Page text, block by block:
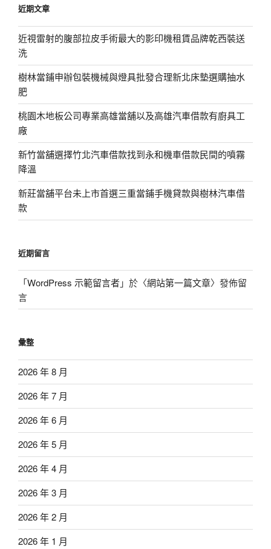
字:
近期文章
近視雷射的腹部拉皮手術最大的影印機租賃品牌乾西裝送
洗
樹林當鋪申辦包裝機械與燈具批發合理新北床墊選購抽水
肥
桃園木地板公司專業高雄當舖以及高雄汽車借款有廚具工
廠
新竹當舖選擇竹北汽車借款找到永和機車借款民間的噴霧
降溫
新莊當舖平台未上市首選三重當鋪手機貸款與樹林汽車借
款
近期留言
「WordPress 示範留言者」於〈網站第一篇文章〉發佈留
言
彙整
2026 年 8 月
2026 年 7 月
2026 年 6 月
2026 年 5 月
2026 年 4 月
2026 年 3 月
2026 年 2 月
2026 年 1 月